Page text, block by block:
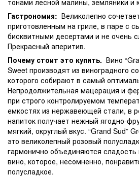
Гастрономия: Великолепно
приготовленным на гриле, в паре с
бисквитными десертами и не очень
Прекрасный аперитив.
Почему стоит это купить. Вино
Sweet производят из виноградного
которого собирают в самый
Непродолжительная мацерация и
при строго контролируемом
емкостях из нержавеющей стали, в
напиток получает нежный ягодно-
мягкий, округлый вкус. “Grand Sud”
это великолепный розовый
гармонично объединяются сладость
вино, которое, несомненно,
полусладкое.